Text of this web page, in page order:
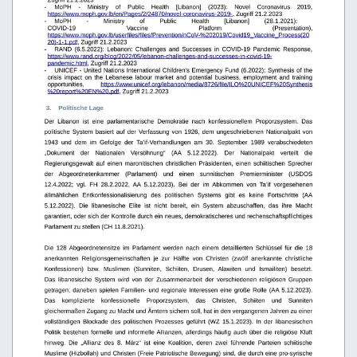
-
MoPH - Ministry of Public Health [Libanon] (2023): Novel Coronavirus
2019,
https://www.moph.gov.lb/en/Pages/2/24870/novel-coronavirus-2019- , Zugriff 21.2.2023
-
MoPH - Ministry of Public Health [Libanon]
(28.1.2021):
COVID-19
Vaccine Platform
(Presentation),
https://www.moph.gov.lb/userfiles/files/Prevention/nCoV-%202019/Covid19_Vaccine_Process(20
20)-1-1.pdf, Zugriff 21.2.2023
-
RAND   (6.5.2022):   Lebanon:   Challenges   and   Successes   in   COVID-19   Pandemic   Response,
https://www.rand.org/blog/2022/05/lebanon-challenges-and-successes-in-covid-19-
pandemic.html, Zugriff 21.2.2023
-
UNICEF - United Nations International Children's Emergency Fund (6.2022): Synthesis of the
crisis impact on the Lebanese labour market and potential business, employment and training
opportunities,
https://www.unicef.org/lebanon/media/8726/file/ILO%20UNICEF%20Synthesis
%20report%20EN%20.pdf, Zugriff 21.2.2023
3.
Politische Lage
Der   Libanon   ist   eine   parlamentarische   Demokratie   nach   konfessionellem   Proporzsystem.   Das
politische System basiert auf der Verfassung von 1926, dem ungeschriebenen Nationalpakt von
1943   und   dem   im   Gefolge   der   Ta’if-Verhandlungen   am   30.   September   1989   verabschiedeten
„Dokument   der   Nationalen
Versöhnung“   (AA   5.12.2022).   Der   Nationalpakt   verteilt   die
Regierungsgewalt auf einen maronitischen christlichen Präsidenten, einen schiitischen Sprecher
der   Abgeordnetenkammer   (Parlament)   und   einen   sunnitischen   Premierminister   (USDOS
12.4.2022;   vgl.   FH   28.2.2022,  AA  5.12.2023).  Bei   der   im  Abkommen   von   Ta’if   vorgesehenen
allmählichen   Entkonfessionalisierung   des   politischen   Systems   gibt   es   keine   Fortschritte   (AA
5.12.2022). Die libanesische Elite ist nicht bereit, ein System abzuschaffen, das ihre Macht
garantiert, oder sich der Kontrolle durch ein neues, demokratischeres und rechenschaftspflichtiges
Parlament zu stellen (CH 11.8.2021).
Die   128  Abgeordnetensitze   im   Parlament   werden   nach   einem   detaillierten   Schlüssel   für   die   18
anerkannten   Religionsgemeinschaften   je   zur   Hälfte   von   Christen   (zwölf   anerkannte   christliche
Konfessionen)   bzw.   Muslimen   (Sunniten,   Schiiten,   Drusen,   Alawiten   und   Ismailiten)   besetzt.
Das   libanesische   System   wird   von   der   Zusammenarbeit   der   verschiedenen   religiösen   Gruppen
getragen; daneben spielen Familien- und regionale Interessen eine große Rolle (AA 5.12.2023).
Das
komplizierte konfessionelle Proporzsystem, das Christen, Schiiten und
Sunniten
gleichermaßen Zugang zu Macht und Ämtern sichern soll, hat in den vergangenen Jahren zu einer
vollständigen  Blockade  des  politischen  Prozesses  geführt  (WZ  15.1.2023).  In  der  libanesischen
Politik bestehen formelle und informelle Allianzen, allerdings häufig auch über die religiöse Kluft
hinweg.   Die   „Allianz   des   8.   März“   ist   eine   Koalition,   deren   zwei   führende   Parteien   schiitische
Muslime (Hizbollah) und Christen (Freie Patriotische Bewegung) sind, die durch eine pro-syrische